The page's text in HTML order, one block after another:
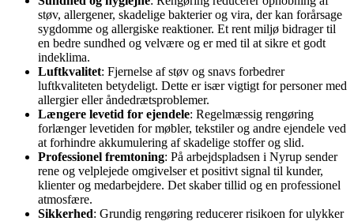
støv, allergener, skadelige bakterier og vira, der kan forårsage
sygdomme og allergiske reaktioner. Et rent miljø bidrager til
en bedre sundhed og velvære og er med til at sikre et godt
indeklima.
Luftkvalitet: Fjernelse af støv og snavs forbedrer
luftkvaliteten betydeligt. Dette er især vigtigt for personer med
allergier eller åndedrætsproblemer.
Længere levetid for ejendele: Regelmæssig rengøring
forlænger levetiden for møbler, tekstiler og andre ejendele ved
at forhindre akkumulering af skadelige stoffer og slid.
Professionel fremtoning: På arbejdspladsen i Nyrup sender
rene og velplejede omgivelser et positivt signal til kunder,
klienter og medarbejdere. Det skaber tillid og en professionel
atmosfære.
Sikkerhed: Grundig rengøring reducerer risikoen for ulykker